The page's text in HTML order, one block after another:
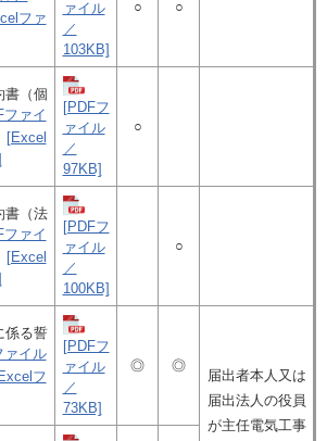
ファ
ァイル
／
103KB]
○ ○
書（個
ファイ
[Excel
[PDFフ
ァイル
／
97KB]
○
書（法
ファイ
[Excel
[PDFフ
ァイル
／
100KB]
○
係る誓
ァイル
フ
[PDFフ
ァイル
／
73KB]
◎ ◎
届出者本人又は
届出法人の役員
が主任電気工事